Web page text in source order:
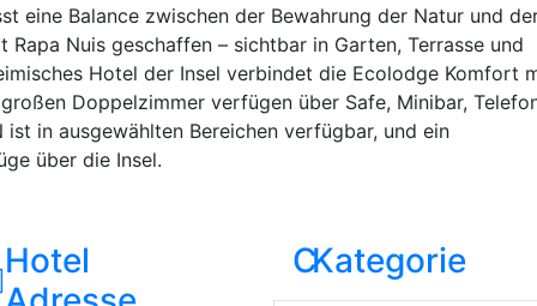
eine Balance zwischen der Bewahrung der Natur und
Nuis geschaffen – sichtbar in Garten, Terrasse und
Hotel der Insel verbindet die Ecolodge Komfort
Doppelzimmer verfügen über Safe, Minibar,
in ausgewählten Bereichen verfügbar, und ein
über die Insel.
Hotel
CKategorie